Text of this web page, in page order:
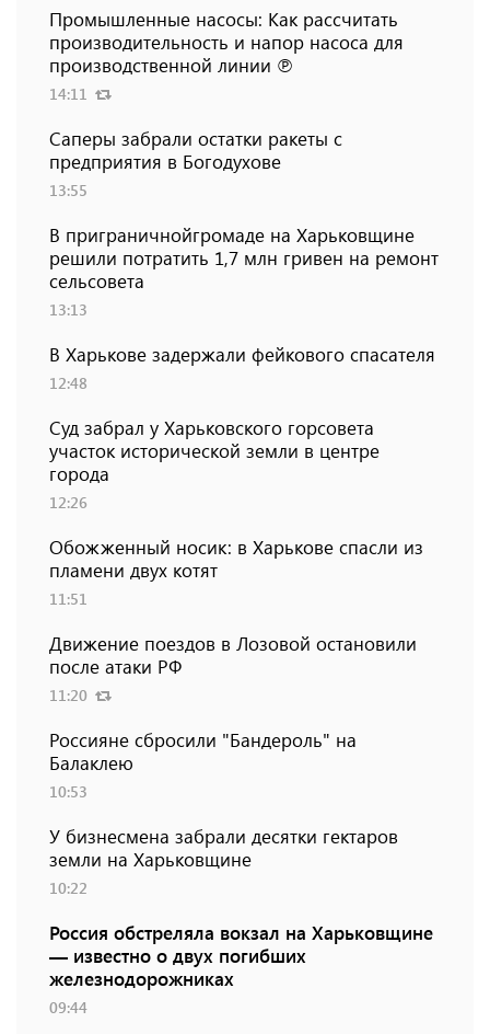
Промышленные насосы: Как рассчитать
производительность и напор насоса для
производственной линии ℗
14:11
Саперы забрали остатки ракеты с
предприятия в Богодухове
13:55
В приграничнойгромаде на Харьковщине
решили потратить 1,7 млн ​​гривен на ремонт
сельсовета
13:13
В Харькове задержали фейкового спасателя
12:48
Суд забрал у Харьковского горсовета
участок исторической земли в центре
города
12:26
Обожженный носик: в Харькове спасли из
пламени двух котят
11:51
Движение поездов в Лозовой остановили
после атаки РФ
11:20
Россияне сбросили "Бандероль" на
Балаклею
10:53
У бизнесмена забрали десятки гектаров
земли на Харьковщине
10:22
Россия обстреляла вокзал на Харьковщине
— известно о двух погибших
железнодорожниках
09:44